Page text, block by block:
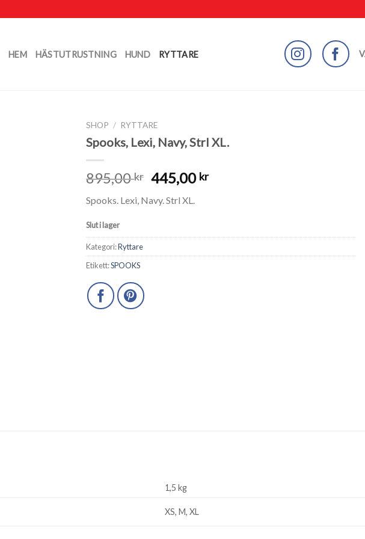
HEM HÄSTUTRUSTNING HUND RYTTARE
SHOP / RYTTARE
Spooks, Lexi, Navy, Strl XL.
895,00kr 445,00 kr
Spooks. Lexi, Navy. Strl XL.
Slut i lager
Kategori:Ryttare
Etikett:SPOOKS
1,5 kg
XS, M, XL